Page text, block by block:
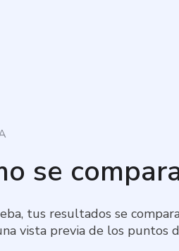
se
tus resultados se
vista previa de los